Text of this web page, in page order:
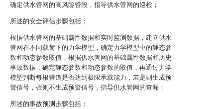
确定供水管网的高风险管段，指导供水管网的巡检；
所述的安全评估步骤包括：
根据供水管网的基础属性数据和实时监测数据，建立供水
管网在不同载荷下的力学模型，确定力学模型中的静态参
数和动态参数取值，根据供水管网的基础属性数据和历史
事故数据，确定静态参数和动态参数的取值，再通过力学
模型判断每根管道是否达到极限承载能力，若是则生成预
警信号，否则不生成预警信号，指导供水管网的查漏；
所述的事故预测步骤包括：